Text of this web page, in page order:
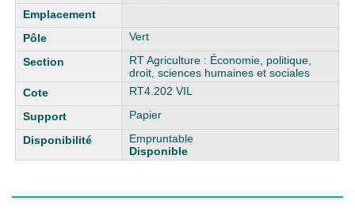
Vert
RT Agriculture : Économie, politique,
droit, sciences humaines et sociales
RT4.202 VIL
Papier
Empruntable
Disponible